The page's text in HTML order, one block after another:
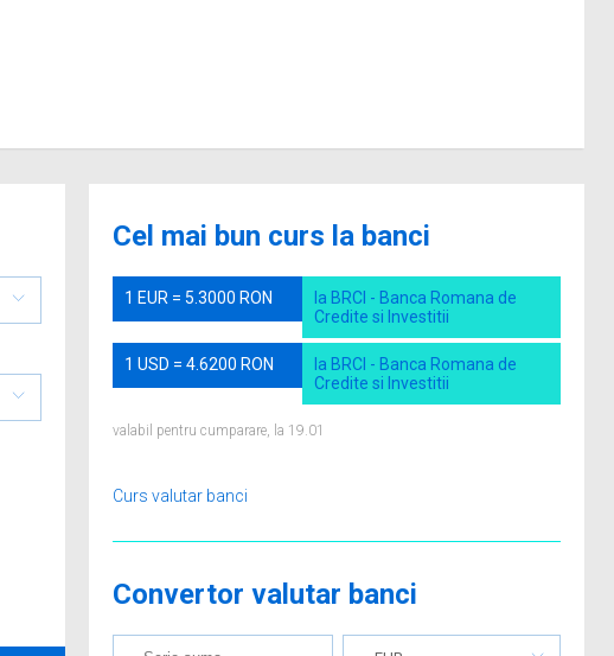
Cel mai bun curs la banci
1 EUR = 5.3000 RON
la BRCI - Banca Romana de
Credite si Investitii
1 USD = 4.6200 RON
la BRCI - Banca Romana de
Credite si Investitii
valabil pentru cumparare, la 19.01
Curs valutar banci
Convertor valutar banci